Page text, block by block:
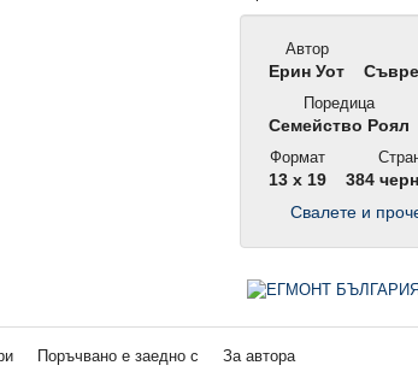
Автор
Ерин Уот
Поредица
Семейство Роял
Формат
13 x 19
384
Свалете и
Поръчвано е заедно с За автора